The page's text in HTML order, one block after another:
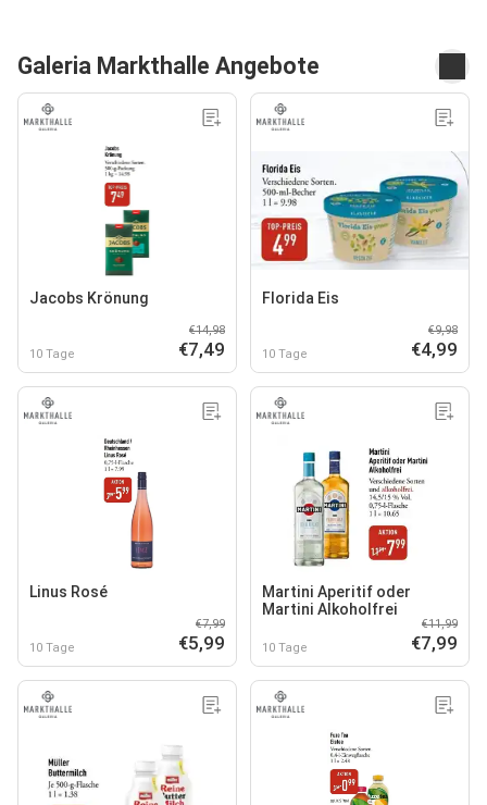
Galeria Markthalle Angebote
Jacobs Krönung
10 Tage
€14,98
€7,49
Florida Eis
10 Tage
€9,98
€4,99
Linus Rosé
10 Tage
€7,99
€5,99
Martini Aperitif oder
Martini Alkoholfrei
10 Tage
€11,99
€7,99